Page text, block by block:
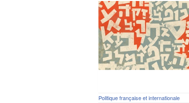
Politique française et internationale